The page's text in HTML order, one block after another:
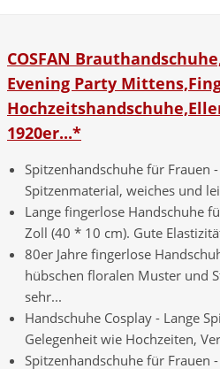
COSFAN
Evening Party
1920er...*
Spitzenhandschuhe für Frauen
Spitzenmaterial, weiches und
Lange fingerlose Handschuhe
Zoll (40 * 10 cm). Gute
80er Jahre fingerlose
hübschen floralen Muster und
sehr...
Handschuhe Cosplay - Lange
Gelegenheit wie Hochzeiten,
Spitzenhandschuhe für Frauen